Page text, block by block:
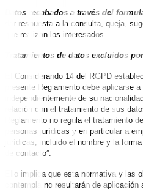
Datos recabados a través del
dar respuesta a la consulta, queja,
que realizan los interesados.
Tratamientos de datos excluidos
El Considerando 14 del RGPD
presente Reglamento debe aplicarse
independientemente de su
relación con el tratamiento de sus
Reglamento no regula el tratamiento
personas jurídicas y en particular a
jurídicas, incluido el nombre y la
de contacto”.
Ello implica que esta normativa y las
contempla no resultarán de